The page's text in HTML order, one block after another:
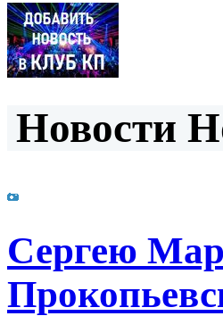
Новости
Сергею